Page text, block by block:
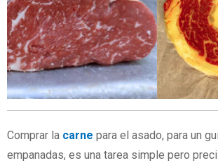
Comprar la carne para el asado, para un
empanadas, es una tarea simple pero